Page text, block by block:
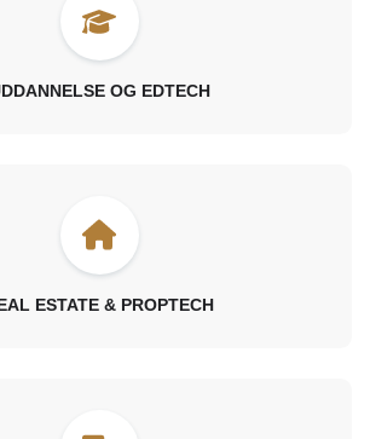
OG EDTECH
ESTATE & PROPTECH